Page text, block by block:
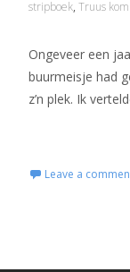
stripboek, Truus
Ongeveer een
buurmeisje had
z’n plek. Ik
Leave a